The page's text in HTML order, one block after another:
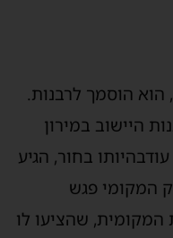
הוסמך לרבנות.
היישוב במירון
בחור, הגיע
המקומי פגש
שהציעו לו